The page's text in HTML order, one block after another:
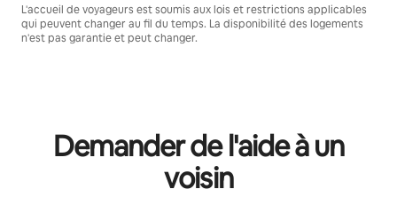
L'accueil de voyageurs est soumis aux lois et restrictions applicables
qui peuvent changer au fil du temps. La disponibilité des logements
n'est pas garantie et peut changer.
Demander de l'aide à un
voisin